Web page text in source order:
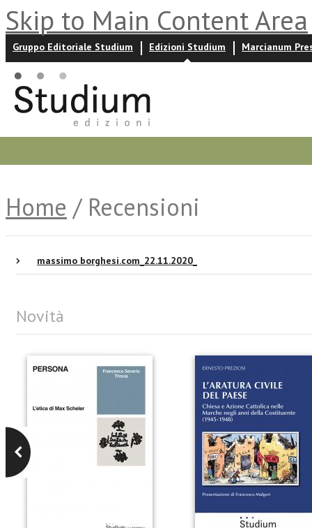
Skip to Main Content Area
Gruppo Editoriale Studium Edizioni Studium Marcianum
Home / Recensioni
massimo borghesi.com_22.11.2020_
Novità